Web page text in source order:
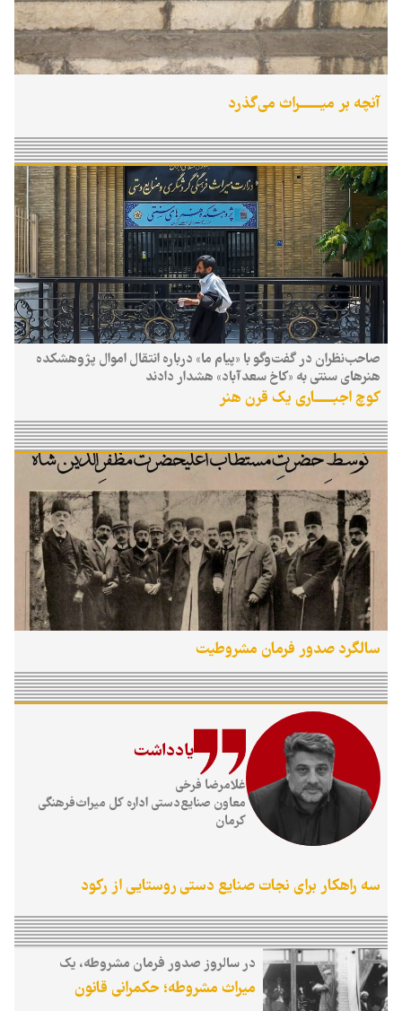
آنچه بر میــــــــراث می‌گذرد
صاحب‌نظران در گفت‌وگو با «پیام ما» درباره انتقال اموال پژوهشکده
هنرهای سنتی به «کاخ سعدآباد» هشدار دادند
کوچ اجبـــــــاری یک قرن هنر
یادداشت
غلامرضا فرخی
معاون صنایع‌دستی اداره کل میراث‌فرهنگی
کرمان
سه راهکار برای نجات صنایع دستی روستایی از رکود
سالگرد صدور فرمان مشروطیت
در سالروز صدور فرمان مشروطه، یک
تاریخ‌پژوه از مهم‌ترین دستاورد این انقلاب
می‌گوید
میراث مشروطه؛ حکمرانی قانون